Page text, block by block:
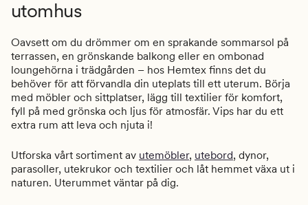
utomhus
Oavsett om du drömmer om en sprakande sommarsol på
terrassen, en grönskande balkong eller en ombonad
loungehörna i trädgården – hos Hemtex finns det du
behöver för att förvandla din uteplats till ett uterum. Börja
med möbler och sittplatser, lägg till textilier för komfort,
fyll på med grönska och ljus för atmosfär. Vips har du ett
extra rum att leva och njuta i!
Utforska vårt sortiment av utemöbler, utebord, dynor,
parasoller, utekrukor och textilier och låt hemmet växa ut i
naturen. Uterummet väntar på dig.